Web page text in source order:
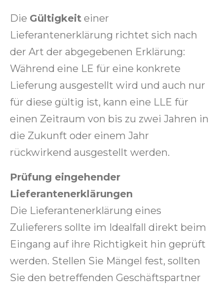
Die Gültigkeit einer
Lieferantenerklärung richtet sich nach
der Art der abgegebenen Erklärung:
Während eine LE für eine konkrete
Lieferung ausgestellt wird und auch nur
für diese gültig ist, kann eine LLE für
einen Zeitraum von bis zu zwei Jahren in
die Zukunft oder einem Jahr
rückwirkend ausgestellt werden.
Prüfung eingehender
Lieferantenerklärungen
Die Lieferantenerklärung eines
Zulieferers sollte im Idealfall direkt beim
Eingang auf ihre Richtigkeit hin geprüft
werden. Stellen Sie Mängel fest, sollten
Sie den betreffenden Geschäftspartner